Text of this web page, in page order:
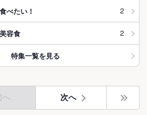
べたい！ 2
容食 2
特集一覧を見る
へ 次へ